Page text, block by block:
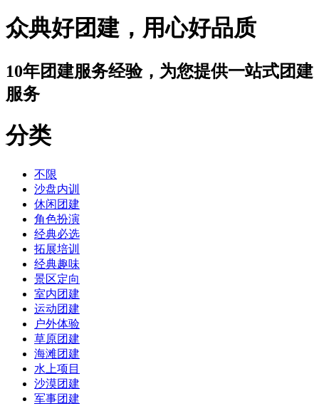
众典好团建，用心好品质
10年团建服务经验，为您提供一站式团建
服务
分类
不限
沙盘内训
休闲团建
角色扮演
经典必选
拓展培训
经典趣味
景区定向
室内团建
运动团建
户外体验
草原团建
海滩团建
水上项目
沙漠团建
军事团建